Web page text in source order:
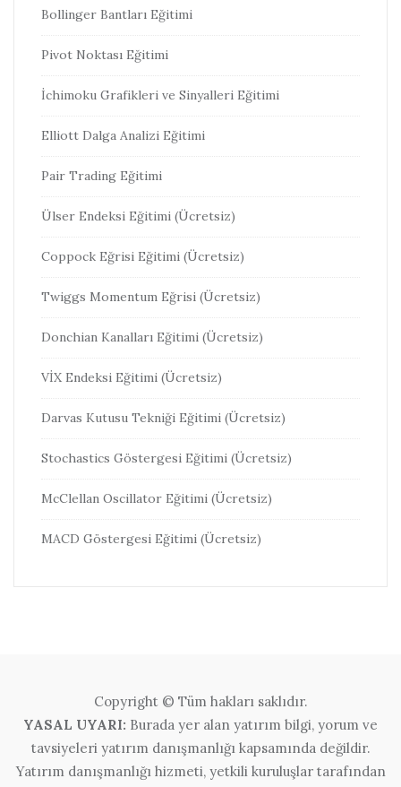
Bollinger Bantları Eğitimi
Pivot Noktası Eğitimi
İchimoku Grafikleri ve Sinyalleri Eğitimi
Elliott Dalga Analizi Eğitimi
Pair Trading Eğitimi
Ülser Endeksi Eğitimi (Ücretsiz)
Coppock Eğrisi Eğitimi (Ücretsiz)
Twiggs Momentum Eğrisi (Ücretsiz)
Donchian Kanalları Eğitimi (Ücretsiz)
VİX Endeksi Eğitimi (Ücretsiz)
Darvas Kutusu Tekniği Eğitimi (Ücretsiz)
Stochastics Göstergesi Eğitimi (Ücretsiz)
McClellan Oscillator Eğitimi (Ücretsiz)
MACD Göstergesi Eğitimi (Ücretsiz)
Copyright © Tüm hakları saklıdır.
YASAL UYARI: Burada yer alan yatırım bilgi, yorum ve
tavsiyeleri yatırım danışmanlığı kapsamında değildir.
Yatırım danışmanlığı hizmeti, yetkili kuruluşlar tarafından